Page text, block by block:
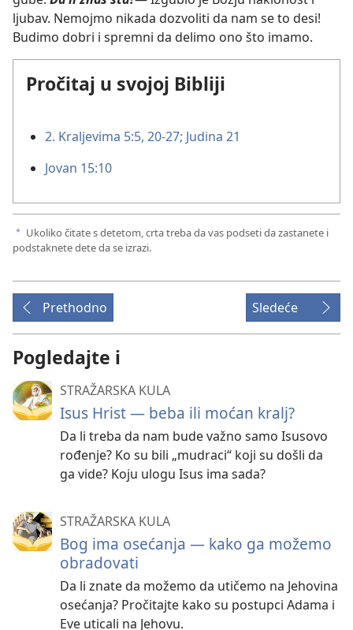
ljubav. Nemojmo nikada dozvoliti da nam se to desi!
Budimo dobri i spremni da delimo ono što imamo.
Pročitaj u svojoj Bibliji
2. Kraljevima 5:5, 20-27; Judina 21
Jovan 15:10
a Ukoliko čitate s detetom, crta treba da vas podseti da zastanete i
podstaknete dete da se izrazi.
Prethodno Sledeće
Pogledajte i
STRAŽARSKA KULA
Isus Hrist — beba ili moćan kralj?
Da li treba da nam bude važno samo Isusovo
rođenje? Ko su bili „mudraci“ koji su došli da
ga vide? Koju ulogu Isus ima sada?
STRAŽARSKA KULA
Bog ima osećanja — kako ga možemo
obradovati
Da li znate da možemo da utičemo na Jehovina
osećanja? Pročitajte kako su postupci Adama i
Eve uticali na Jehovu.